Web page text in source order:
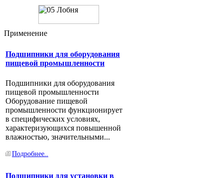
ZWZ LYC HRB C U DYZV
QIANCHAO SBC NXZ MOS TMB
KRAFT KG NIS FBJ
Подробнее..
Применение
Подшипники для оборудования
пищевой промышленности
Подшипники для оборудования
пищевой промышленности
Оборудование пищевой
промышленности функционирует
в специфических условиях,
характеризующихся повышенной
влажностью, значительными...
Подробнее..
Подшипники для установки в